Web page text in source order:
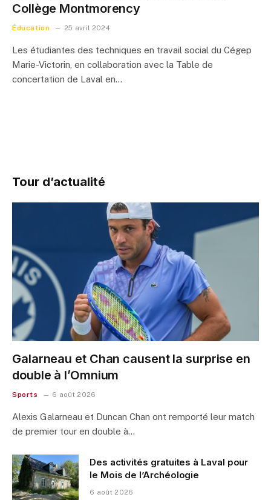
Collège Montmorency
Éducation 25 avril 2024
Les étudiantes des techniques en travail social du Cégep
Marie-Victorin, en collaboration avec la Table de
concertation de Laval en…
Tour d’actualité
Galarneau et Chan causent la surprise en
double à l’Omnium
Sports 6 août 2026
Alexis Galarneau et Duncan Chan ont remporté leur match
de premier tour en double à…
Des activités gratuites à Laval pour
le Mois de l’Archéologie
6 août 2026